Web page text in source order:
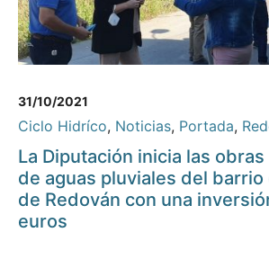
31/10/2021
Ciclo Hidríco, Noticias, Portada,
La Diputación inicia las
de aguas pluviales del
de Redován con una
euros